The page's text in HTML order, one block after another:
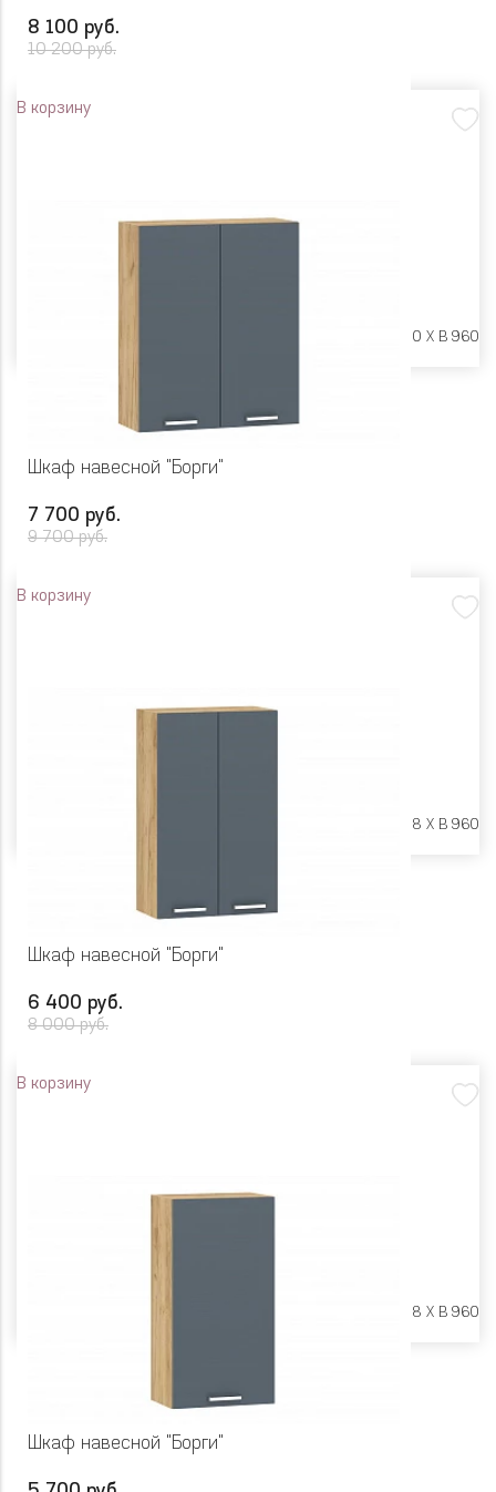
8 100 руб.
10 200 руб.
В корзину
Ш 600 X Г 600 X В 960
Шкаф навесной "Борги"
7 700 руб.
9 700 руб.
В корзину
Ш 800 X Г 318 X В 960
Шкаф навесной "Борги"
6 400 руб.
8 000 руб.
В корзину
Ш 600 X Г 318 X В 960
Шкаф навесной "Борги"